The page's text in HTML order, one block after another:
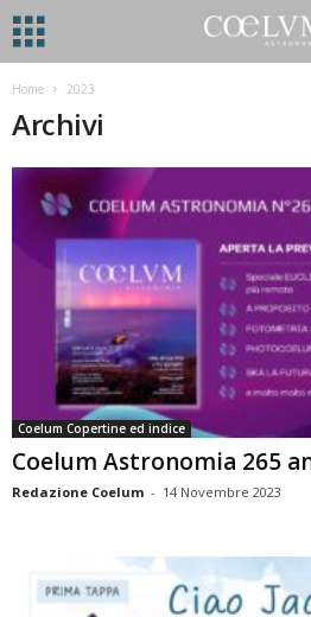
Home 2023
Archivi
Coelum Copertine ed indice
Coelum Astronomia 265
Redazione Coelum - 14 Novembre 2023